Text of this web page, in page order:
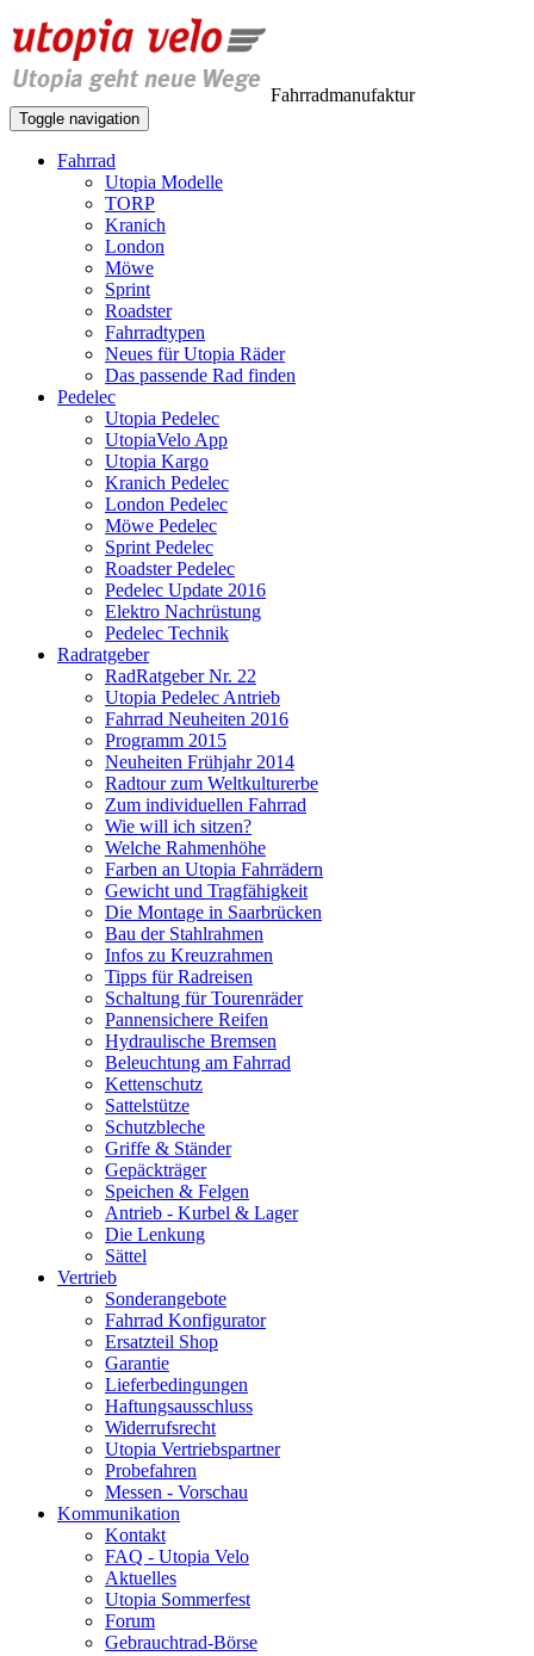
Fahrradmanufaktur
Toggle navigation
Fahrrad
Utopia Modelle
TORP
Kranich
London
Möwe
Sprint
Roadster
Fahrradtypen
Neues für Utopia Räder
Das passende Rad finden
Pedelec
Utopia Pedelec
UtopiaVelo App
Utopia Kargo
Kranich Pedelec
London Pedelec
Möwe Pedelec
Sprint Pedelec
Roadster Pedelec
Pedelec Update 2016
Elektro Nachrüstung
Pedelec Technik
Radratgeber
RadRatgeber Nr. 22
Utopia Pedelec Antrieb
Fahrrad Neuheiten 2016
Programm 2015
Neuheiten Frühjahr 2014
Radtour zum Weltkulturerbe
Zum individuellen Fahrrad
Wie will ich sitzen?
Welche Rahmenhöhe
Farben an Utopia Fahrrädern
Gewicht und Tragfähigkeit
Die Montage in Saarbrücken
Bau der Stahlrahmen
Infos zu Kreuzrahmen
Tipps für Radreisen
Schaltung für Tourenräder
Pannensichere Reifen
Hydraulische Bremsen
Beleuchtung am Fahrrad
Kettenschutz
Sattelstütze
Schutzbleche
Griffe & Ständer
Gepäckträger
Speichen & Felgen
Antrieb - Kurbel & Lager
Die Lenkung
Sättel
Vertrieb
Sonderangebote
Fahrrad Konfigurator
Ersatzteil Shop
Garantie
Lieferbedingungen
Haftungsausschluss
Widerrufsrecht
Utopia Vertriebspartner
Probefahren
Messen - Vorschau
Kommunikation
Kontakt
FAQ - Utopia Velo
Aktuelles
Utopia Sommerfest
Forum
Gebrauchtrad-Börse